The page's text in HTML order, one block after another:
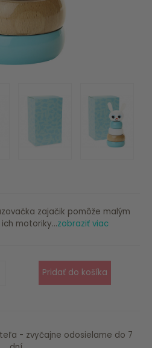
zajačik pomôže malým
motoriky...zobraziť viac
- zvyčajne odosielame do 7